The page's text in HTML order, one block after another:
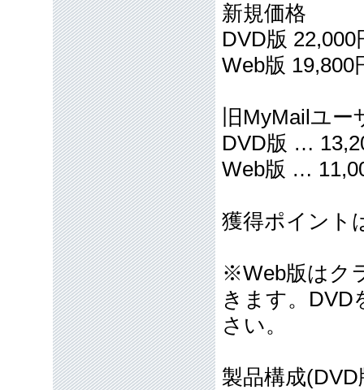
新規価格
DVD版 22,000
Web版 19,800
旧MyMailユー
DVD版 …
Web版 …
獲得ポイント
※Web版はク
きます。DVD
さい。
製品構成(DVD